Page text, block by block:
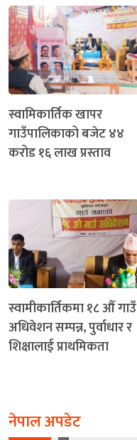
स्वामिकार्तिक खापर
गाउँपालिकाको बजेट ४४
करोड १६ लाख प्रस्ताव
स्वामीकार्तिकमा १८ औँ गाउँ
अधिवेशन सम्पन्न, पुर्वाधार र
शिक्षालाई प्राथमिकता
नेपाल अपडेट